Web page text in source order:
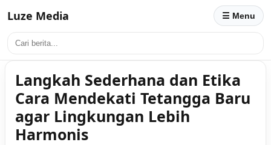
Luze Media ☰ Menu
Langkah Sederhana dan Etika
Cara Mendekati Tetangga Baru
agar Lingkungan Lebih
Harmonis